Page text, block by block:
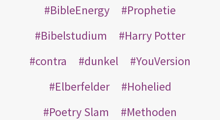
BibleEnergy
Prophetie
Bibelstudium
Harry Potter
contra
dunkel
YouVersion
Elberfelder
Hohelied
Poetry Slam
Methoden